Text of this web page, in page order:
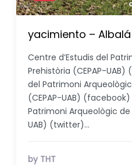
yacimiento –
Centre d’Estudis del
Prehistòria (CEPAP-UAB)
del Patrimoni
(CEPAP-UAB)
Patrimoni Arqueològic de
UAB) (twitter)…
by THT